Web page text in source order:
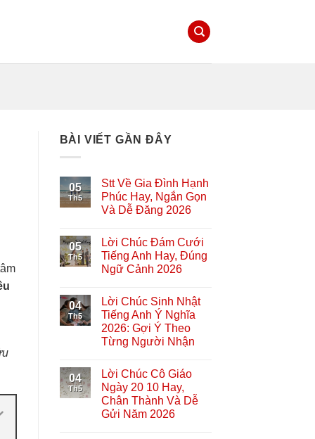
BÀI VIẾT GẦN ĐÂY
05
Th5
Stt Về Gia Đình Hạnh
Phúc Hay, Ngắn Gọn
Và Dễ Đăng 2026
05
Th5
Lời Chúc Đám Cưới
Tiếng Anh Hay, Đúng
Ngữ Cảnh 2026
04
Th5
Lời Chúc Sinh Nhật
Tiếng Anh Ý Nghĩa
2026: Gợi Ý Theo
Từng Người Nhận
04
Th5
Lời Chúc Cô Giáo
Ngày 20 10 Hay,
Chân Thành Và Dễ
Gửi Năm 2026